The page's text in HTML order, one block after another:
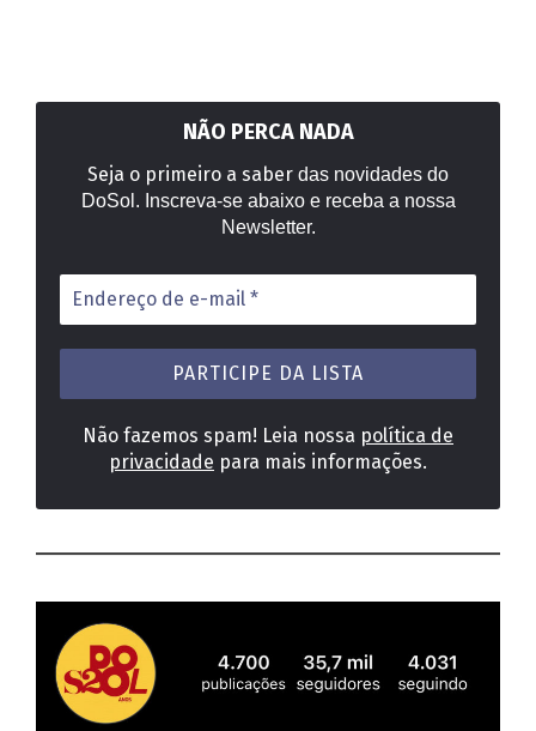
NÃO PERCA NADA
Seja o primeiro a saber das novidades do
DoSol. Inscreva-se abaixo e receba a nossa
Newsletter.
Endereço
de
e-
mail
Não fazemos spam! Leia nossa política de
privacidade para mais informações.